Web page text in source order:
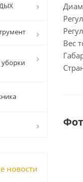
Вес
уборки
новости